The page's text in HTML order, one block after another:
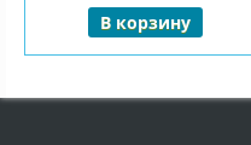
В корзину